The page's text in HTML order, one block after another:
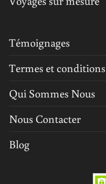
Témoignages
Termes et conditions
Qui Sommes Nous
Nous Contacter
Blog